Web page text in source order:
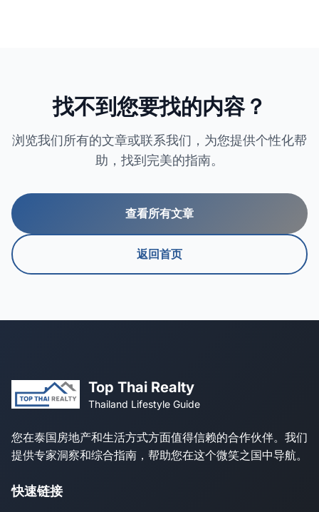
找不到您要找的内容？
浏览我们所有的文章或联系我们，为您提供个性化帮
助，找到完美的指南。
查看所有文章
返回首页
Top Thai Realty
Thailand Lifestyle Guide
您在泰国房地产和生活方式方面值得信赖的合作伙伴。我们
提供专家洞察和综合指南，帮助您在这个微笑之国中导航。
快速链接